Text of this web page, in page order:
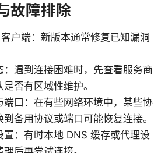
故障排除
户端：新版本通常修复已知漏洞
：遇到连接困难时，先查看服务商
否有区域性维护。
端口：在有些网络环境中，某些协
备用协议或端口可能恢复连接。
置：有时本地 DNS 缓存或代理设